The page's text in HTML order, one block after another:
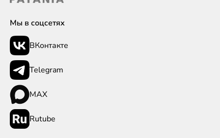
Мы в соцсетях
ВКонтакте
Telegram
MAX
Rutube